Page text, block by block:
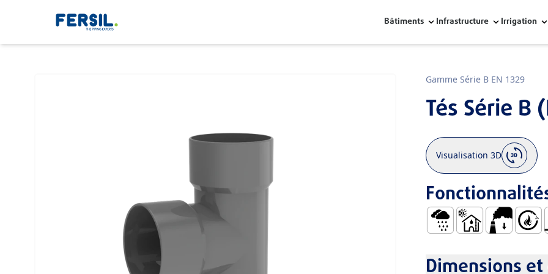
Bâtiments Infrastructure Irrigation
Gamme Série B EN 1329
Tés Série B
Visualisation 3D
Dimensions